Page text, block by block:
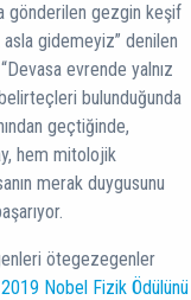
gönderilen gezgin keşif
gidemeyiz” denilen
evrende yalnız
bulunduğunda
geçtiğinde,
hem mitolojik
merak duygusunu
ötegezegenler
2019 Nobel Fizik Ödülünü